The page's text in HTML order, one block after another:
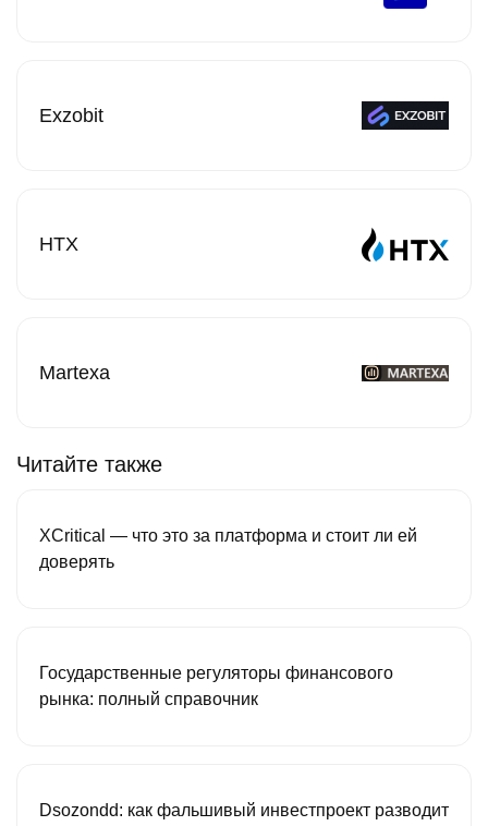
Exzobit
HTX
Martexa
Читайте также
XCritical — что это за платформа и стоит ли ей
доверять
Государственные регуляторы финансового
рынка: полный справочник
Dsozondd: как фальшивый инвестпроект разводит